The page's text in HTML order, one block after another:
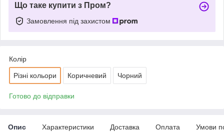
Що таке купити з Пром?
Замовлення під захистом
Колір
Різні кольори Коричневий Чорний
Готово до відправки
Опис Характеристики Доставка Оплата Умови